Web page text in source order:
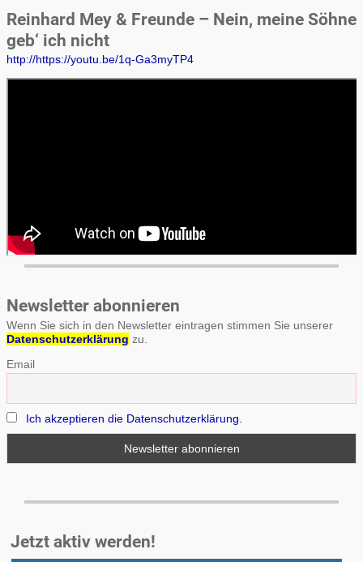
Reinhard Mey & Freunde – Nein, meine Söhne
geb‘ ich nicht
http://https://youtu.be/1q-Ga3myTP4
Newsletter abonnieren
Wenn Sie sich in den Newsletter eintragen stimmen Sie unserer
Datenschutzerklärung zu.
Email
Ich akzeptieren die Datenschutzerklärung.
Jetzt aktiv werden!